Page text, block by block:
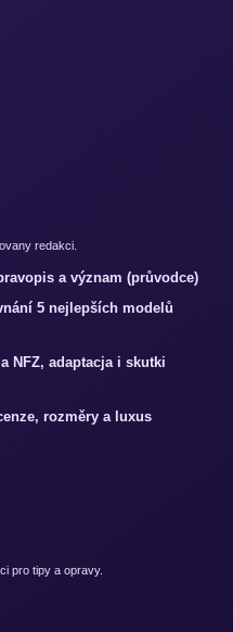
redakci.
a význam (průvodce)
5 nejlepších modelů
NFZ, adaptacja i skutki
rozměry a luxus
pro tipy a opravy.